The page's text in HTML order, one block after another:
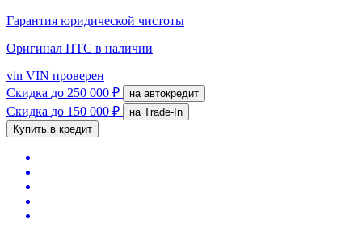
Гарантия юридической чистоты
Оригинал ПТС в наличии
vin VIN проверен
Скидка до 250 000 ₽ на автокредит
Скидка до 150 000 ₽
на Trade-In
Купить в кредит